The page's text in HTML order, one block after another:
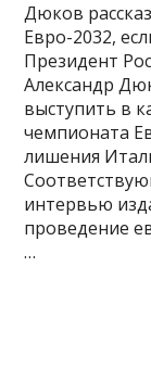
Дюков
Евро-2032,
Президент
Александр
выступить в
чемпионата
лишения
интервью
проведение
…